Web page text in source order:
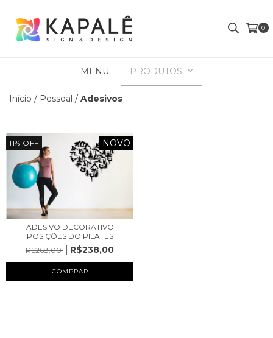
0
MENU PRODUTOS
Início / Pessoal / Adesivos
11% OFF NOVO
ADESIVO DECORATIVO
POSIÇÕES DO PILATES
R$268,00
R$238,00
COMPRAR